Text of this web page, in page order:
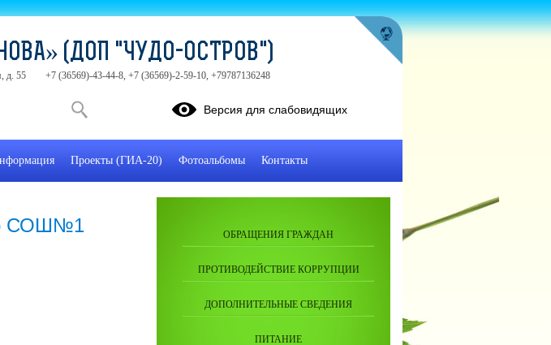
СОШ№1 ОБРАЩЕНИЯ ГРАЖДАН
ПРОТИВОДЕЙСТВИЕ КОРРУПЦИИ
ДОПОЛНИТЕЛЬНЫЕ СВЕДЕНИЯ
ПИТАНИЕ
(ДОП "ЧУДО-ОСТРОВ")
д. 55 +7 (36569)-43-44-8, +7 (36569)-2-59-10, +79787136248
Версия для слабовидящих
Проекты (ГИА-20) Фотоальбомы Контакты